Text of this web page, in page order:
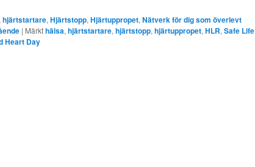
hjärtstartare, Hjärtstopp, Hjärtuppropet, Nätverk för dig som överlevt
| Märkthälsa, hjärtstartare, hjärtstopp, hjärtuppropet, HLR, Safe Life
Heart Day